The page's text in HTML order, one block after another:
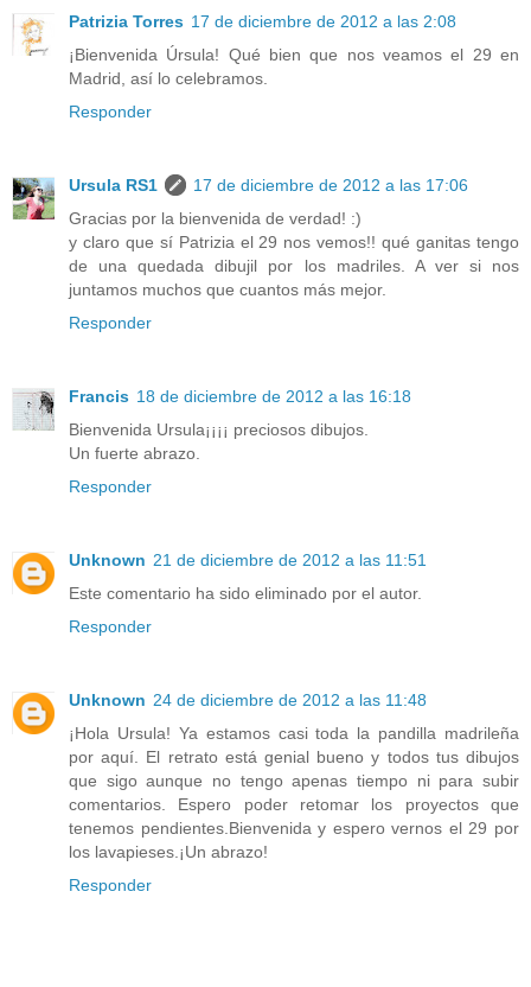
Patrizia Torres 17 de diciembre de 2012 a las 2:08
¡Bienvenida Úrsula! Qué bien que nos veamos el 29 en
Madrid, así lo celebramos.
Responder
Ursula RS1
17 de diciembre de 2012 a las 17:06
Gracias por la bienvenida de verdad! :)
y claro que sí Patrizia el 29 nos vemos!! qué ganitas tengo
de una quedada dibujil por los madriles. A ver si nos
juntamos muchos que cuantos más mejor.
Responder
Francis 18 de diciembre de 2012 a las 16:18
Bienvenida Ursula¡¡¡¡ preciosos dibujos.
Un fuerte abrazo.
Responder
Unknown 21 de diciembre de 2012 a las 11:51
Este comentario ha sido eliminado por el autor.
Responder
Unknown 24 de diciembre de 2012 a las 11:48
¡Hola Ursula! Ya estamos casi toda la pandilla madrileña
por aquí. El retrato está genial bueno y todos tus dibujos
que sigo aunque no tengo apenas tiempo ni para subir
comentarios. Espero poder retomar los proyectos que
tenemos pendientes.Bienvenida y espero vernos el 29 por
los lavapieses.¡Un abrazo!
Responder